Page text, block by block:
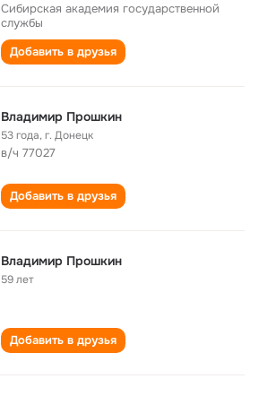
Сибирская академия государственной
службы
Добавить в друзья
Владимир Прошкин
53 года,г. Донецк
в/ч 77027
Добавить в друзья
Владимир Прошкин
59 лет
Добавить в друзья